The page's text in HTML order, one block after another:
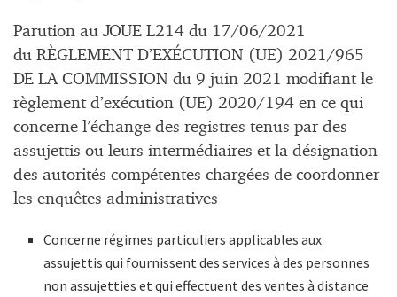
Parution au JOUE L214 du 17/06/2021
du RÈGLEMENT D’EXÉCUTION (UE) 2021/965
DE LA COMMISSION du 9 juin 2021 modifiant le
règlement d’exécution (UE) 2020/194 en ce qui
concerne l’échange des registres tenus par des
assujettis ou leurs intermédiaires et la désignation
des autorités compétentes chargées de coordonner
les enquêtes administratives
Concerne régimes particuliers applicables aux
assujettis qui fournissent des services à des personnes
non assujetties et qui effectuent des ventes à distance